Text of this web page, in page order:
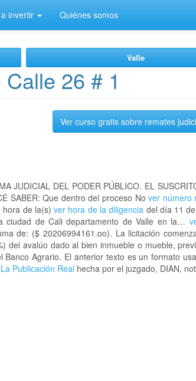
invertir Quiénes somos
Valle
26 # 1
Ver curso gratis sobre remates
JUDICIAL DEL PODER PÚBLICO. EL
SABER: Que dentro del proceso Nover número
hora de la(s)ver hora de la diligencia del día 11
de Cali departamento de Valle en la…
de: ($ 20206994161.oo). La licitación
del avalúo dado al bien inmueble o mueble,
Agrario. El anterior texto es un formato
Publicación Real hecha por el juzgado, DIAN,